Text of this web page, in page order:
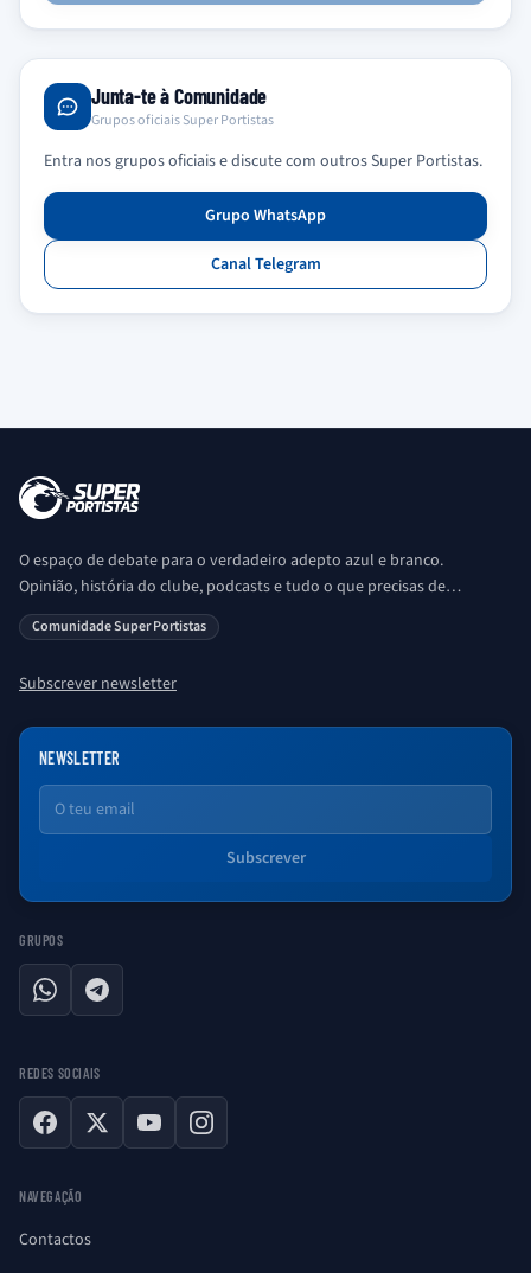
Junta-te à Comunidade
Grupos oficiais Super Portistas
Entra nos grupos oficiais e discute com outros Super Portistas.
Grupo WhatsApp
Canal Telegram
O espaço de debate para o verdadeiro adepto azul e branco.
Opinião, história do clube, podcasts e tudo o que precisas de
saber sobre o universo Porto. Ser Porto é aqui!
Comunidade Super Portistas
Subscrever newsletter
NEWSLETTER
Email
Subscrever
GRUPOS
WhatsAppTelegram
REDES SOCIAIS
Facebook
X YouTubeInstagram
NAVEGAÇÃO
Contactos